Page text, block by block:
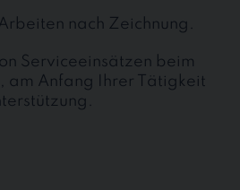
nach Zeichnung.
Serviceeinsätzen beim
am Anfang Ihrer Tätigkeit